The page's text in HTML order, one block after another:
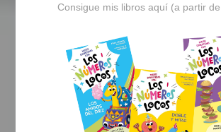
Consigue mis libros aquí (a partir